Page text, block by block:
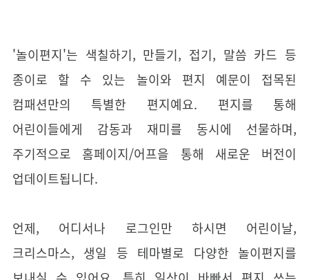
'놀이편지'는 색칠하기, 만들기, 접기, 말씀 카드 등
종이로 할 수 있는 놀이와 편지 예문이 접목된
컴패션만의 특별한 편지예요. 편지를 통해
어린이들에게 감동과 재미를 동시에 선물하며,
주기적으로 홈페이지/어프을 통해 새로운 버전이
업데이트됩니다.
언제, 어디서나 로그인만 하시면 어린이날,
크리스마스, 생일 등 테마별로 다양한 놀이편지를